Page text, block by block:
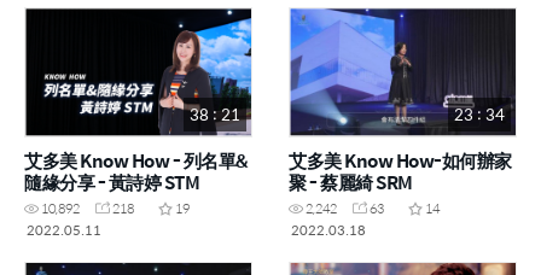
38 : 21
艾多美 Know How - 列名單&
隨緣分享 - 黃詩婷 STM
10,892 218
19
2022.05.11
23 : 34
艾多美 Know How-如何辦家
聚 - 蔡麗綺 SRM
2,242 63
14
2022.03.18